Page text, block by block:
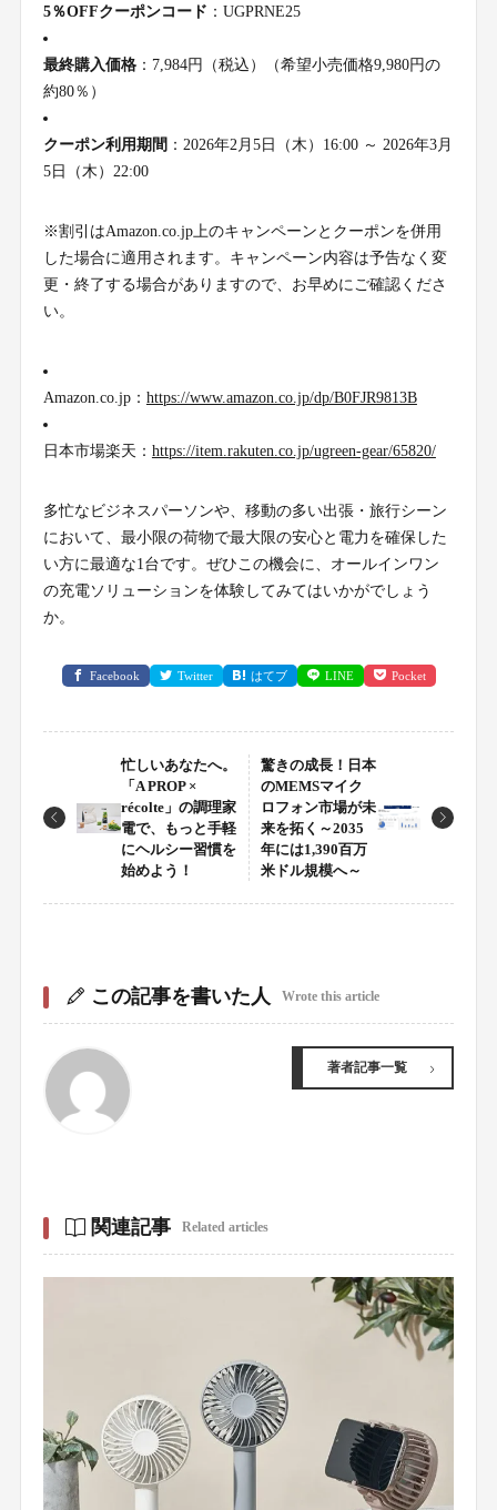
5％OFFクーポンコード ：UGPRNE25
最終購入価格：7,984円（税込）（希望小売価格9,980円の
約80％）
クーポン利用期間 ：2026年2月5日（木）16:00 ～ 2026年3月
5日（木）22:00
※割引はAmazon.co.jp上のキャンペーンとクーポンを併用
した場合に適用されます。キャンペーン内容は予告なく変
更・終了する場合がありますので、お早めにご確認くださ
い。
Amazon.co.jp： https://www.amazon.co.jp/dp/B0FJR9813B
日本市場楽天： https://item.rakuten.co.jp/ugreen-gear/65820/
多忙なビジネスパーソンや、移動の多い出張・旅行シーン
において、最小限の荷物で最大限の安心と電力を確保した
い方に最適な1台です。ぜひこの機会に、オールインワン
の充電ソリューションを体験してみてはいかがでしょう
か。
Facebook Twitter はてブ LINE Pocket
忙しいあなたへ。
「A PROP ×
récolte」の調理家
電で、もっと手軽
にヘルシー習慣を
始めよう！
驚きの成長！日本
のMEMSマイク
ロフォン市場が未
来を拓く～2035
年には1,390百万
米ドル規模へ～
この記事を書いた人 Wrote this article
著者記事一覧
関連記事 Related articles